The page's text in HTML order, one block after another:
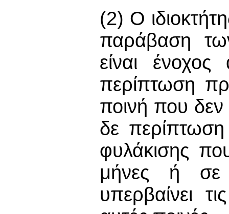
(2) Ο
παράβαση
είναι ένοχος
περίπτωση
ποινή που δεν
δε περίπτωση
φυλάκισης
μήνες ή σε
υπερβαίνει